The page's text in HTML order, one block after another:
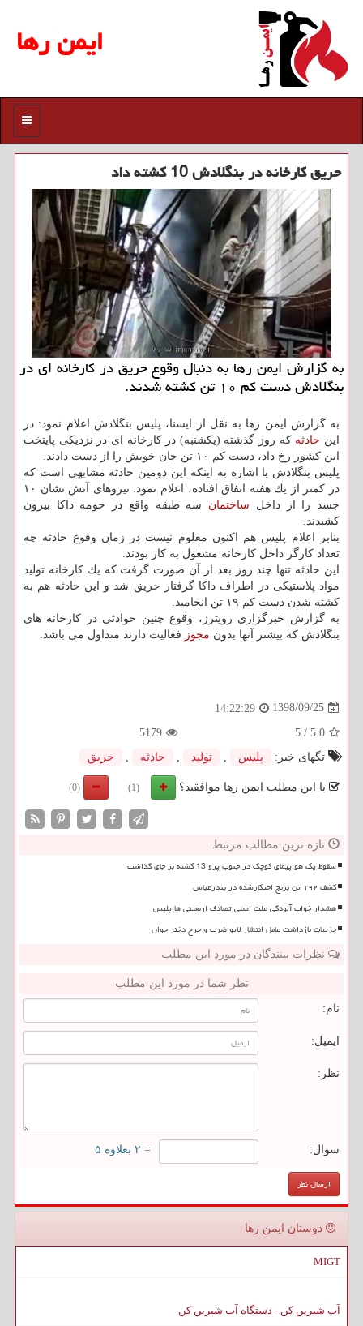
ایمن رها
منو
حریق كارخانه در بنگلادش 10 كشته داد
به گزارش ایمن رها به دنبال وقوع حریق در كارخانه ای در
بنگلادش دست كم ۱۰ تن كشته شدند.
به گزارش ایمن رها به نقل از ایسنا، پلیس بنگلادش اعلام نمود: در
این حادثه كه روز گذشته (یكشنبه) در كارخانه ای در نزدیكی پایتخت
این كشور رخ داد، دست كم ۱۰ تن جان خویش را از دست دادند.
پلیس بنگلادش با اشاره به اینكه این دومین حادثه مشابهی است كه
در كمتر از یك هفته اتفاق افتاده، اعلام نمود: نیروهای آتش نشان ۱۰
جسد را از داخل ساختمان سه طبقه واقع در حومه داكا بیرون
كشیدند.
بنابر اعلام پلیس هم اكنون معلوم نیست در زمان وقوع حادثه چه
تعداد كارگر داخل كارخانه مشغول به كار بودند.
این حادثه تنها چند روز بعد از آن صورت گرفت كه یك كارخانه تولید
مواد پلاستیكی در اطراف داكا گرفتار حریق شد و این حادثه هم به
كشته شدن دست كم ۱۹ تن انجامید.
به گزارش خبرگزاری رویترز، وقوع چنین حوادثی در كارخانه های
بنگلادش كه بیشتر آنها بدون مجوز فعالیت دارند متداول می باشد.
1398/09/25
14:22:29
5.0
/
5
5179
تگهای خبر:
پلیس , تولید , حادثه , حریق
با این مطلب ایمن رها موافقید؟ (1)
(0)
تازه ترین مطالب مرتبط
سقوط یک هواپیمای کوچک در جنوب پرو 13 کشته بر جای گذاشت
کشف ۱۹۲ تن برنج احتکارشده در بندرعباس
هشدار خواب آلودگی علت اصلی تصادف اربعینی ها پلیس
جزییات بازداشت عامل انتشار لایو ضرب و جرح دختر جوان
نظرات بینندگان در مورد این مطلب
نظر شما در مورد این مطلب
نام:
ایمیل:
نظر:
سوال: = ۲ بعلاوه ۵
دوستان ایمن رها
MIGT
آب شیرین کن - دستگاه آب شیرین کن